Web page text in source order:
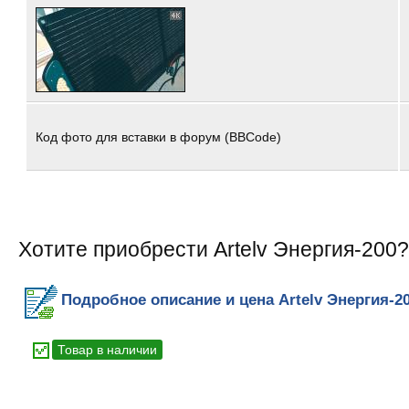
Код фото для вставки в форум (BBCode)
Хотите приобрести Artelv Энергия-200?
Подробное описание и цена Artelv Энергия-
Товар в наличии